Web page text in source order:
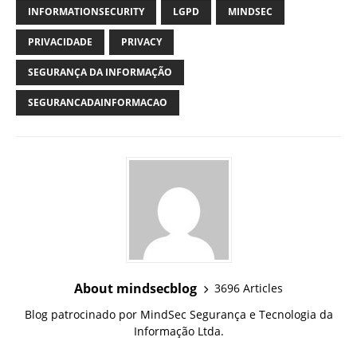
INFORMATIONSECURITY LGPD MINDSEC
PRIVACIDADE PRIVACY
SEGURANÇA DA INFORMAÇÃO
SEGURANCADAINFORMACAO
About mindsecblog
3696 Articles
Blog patrocinado por MindSec Segurança e Tecnologia da
Informação Ltda.